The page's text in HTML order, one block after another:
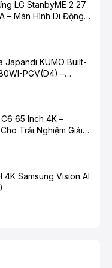
dựa trên thói
quanh, giúp giảm
bản nhạc yêu
dàng quản lý danh
LG StanbyME 2 27
– Màn Hình Di Động
Japandi KUMO Built-
PGV(D4) –
65 Inch 4K –
Trải Nghiệm Giải
4K Samsung Vision AI